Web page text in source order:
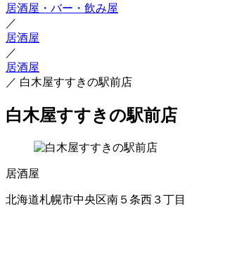
居酒屋・バー・飲み屋
／
居酒屋
／
居酒屋
／ 白木屋すすきの駅前店
白木屋すすきの駅前店
居酒屋
北海道札幌市中央区南５条西３丁目